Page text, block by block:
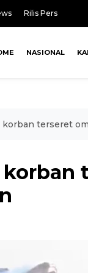
Rilis Pers
NASIONAL
korban terseret